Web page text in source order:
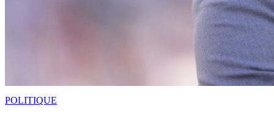
POLITIQUE